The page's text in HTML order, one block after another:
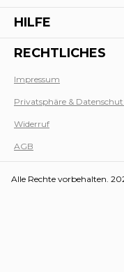
HILFE
RECHTLICHES
Impressum
Privatsphäre &
Widerruf
AGB
Alle Rechte vorbehalten.